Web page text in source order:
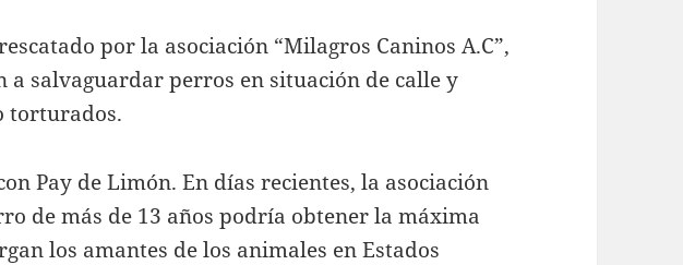
por la asociación “Milagros Caninos A.C”,
a salvaguardar perros en situación de calle y
torturados.
Pay de Limón. En días recientes, la asociación
de más de 13 años podría obtener la máxima
los amantes de los animales en Estados